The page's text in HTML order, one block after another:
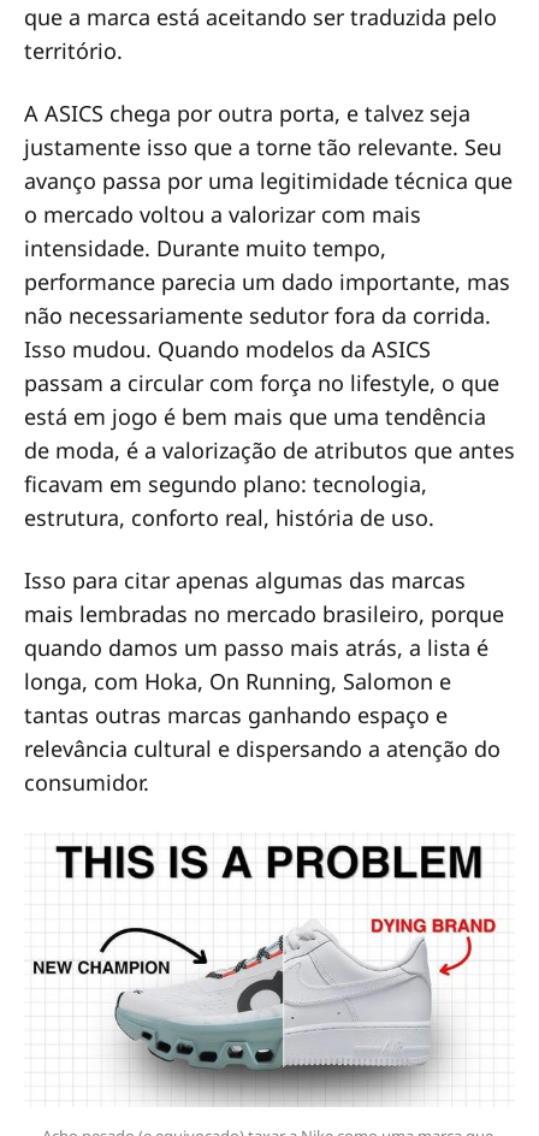
que a marca está aceitando ser traduzida pelo
território.
A ASICS chega por outra porta, e talvez seja
justamente isso que a torne tão relevante. Seu
avanço passa por uma legitimidade técnica que
o mercado voltou a valorizar com mais
intensidade. Durante muito tempo,
performance parecia um dado importante, mas
não necessariamente sedutor fora da corrida.
Isso mudou. Quando modelos da ASICS
passam a circular com força no lifestyle, o que
está em jogo é bem mais que uma tendência
de moda, é a valorização de atributos que antes
ficavam em segundo plano: tecnologia,
estrutura, conforto real, história de uso.
Isso para citar apenas algumas das marcas
mais lembradas no mercado brasileiro, porque
quando damos um passo mais atrás, a lista é
longa, com Hoka, On Running, Salomon e
tantas outras marcas ganhando espaço e
relevância cultural e dispersando a atenção do
consumidor.